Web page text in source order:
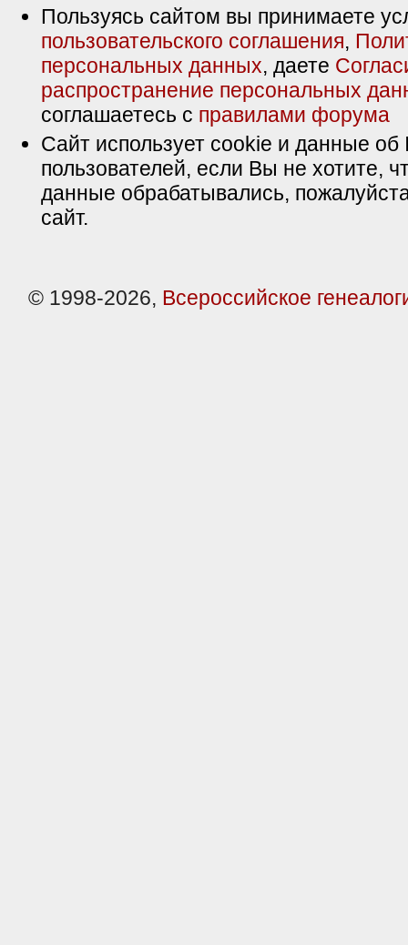
Пользуясь сайтом вы принимаете
пользовательского соглашения,
персональных данных, даете
распространение персональных
соглашаетесь с правилами форума
Сайт использует cookie и данные об
пользователей, если Вы не хотите,
данные обрабатывались,
сайт.
© 1998-2026, Всероссийское